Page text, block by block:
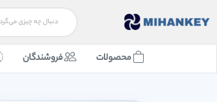
محصولات فروشندگان